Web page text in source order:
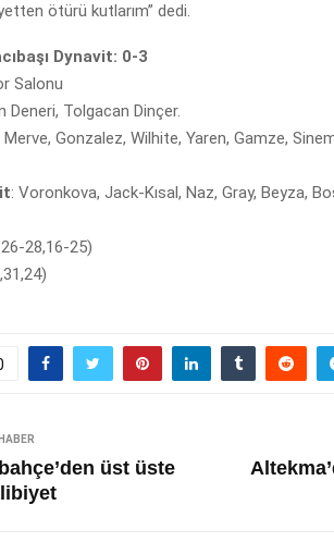
ötürü kutlarım” dedi.
Dynavit: 0-3
Salonu
Deneri, Tolgacan Dinçer.
Merve, Gonzalez, Wilhite, Yaren, Gamze,
: Voronkova, Jack-Kısal, Naz, Gray, Beyza,
28,16-25)
üst üste